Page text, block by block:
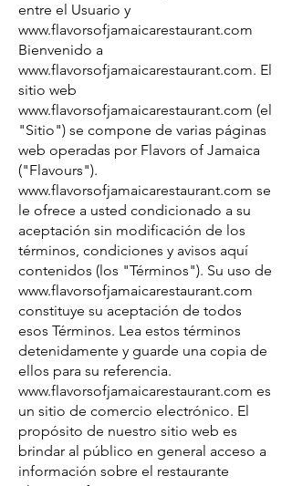
entre el Usuario y
www.flavorsofjamaicarestaurant.com
Bienvenido a
www.flavorsofjamaicarestaurant.com. El
sitio web
www.flavorsofjamaicarestaurant.com (el
"Sitio") se compone de varias páginas
web operadas por Flavors of Jamaica
("Flavours").
www.flavorsofjamaicarestaurant.com se
le ofrece a usted condicionado a su
aceptación sin modificación de los
términos, condiciones y avisos aquí
contenidos (los "Términos"). Su uso de
www.flavorsofjamaicarestaurant.com
constituye su aceptación de todos
esos Términos. Lea estos términos
detenidamente y guarde una copia de
ellos para su referencia.
www.flavorsofjamaicarestaurant.com es
un sitio de comercio electrónico. El
propósito de nuestro sitio web es
brindar al público en general acceso a
información sobre el restaurante